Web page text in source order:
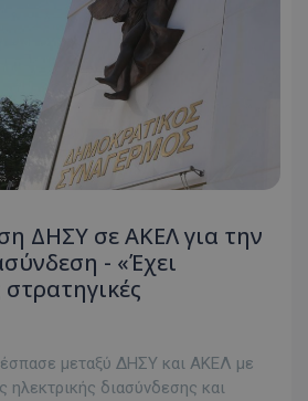
ΔΗΣΥ σε ΑΚΕΛ για την
- «Έχει
στρατηγικές
μεταξύ ΔΗΣΥ και ΑΚΕΛ με
ηλεκτρικής διασύνδεσης και